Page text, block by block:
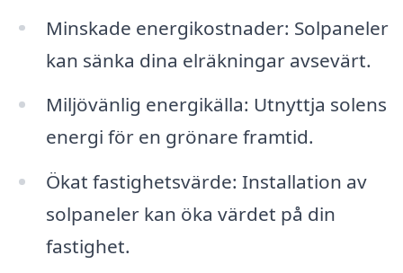
Minskade energikostnader: Solpaneler
kan sänka dina elräkningar avsevärt.
Miljövänlig energikälla: Utnyttja solens
energi för en grönare framtid.
Ökat fastighetsvärde: Installation av
solpaneler kan öka värdet på din
fastighet.